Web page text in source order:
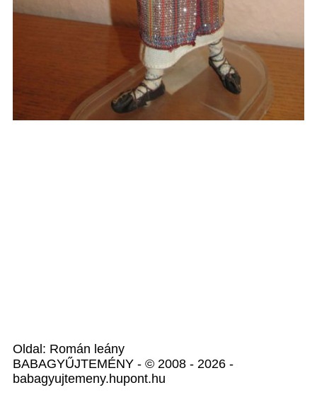
Oldal: Román leány
BABAGYŰJTEMÉNY - © 2008 - 2026 -
babagyujtemeny.hupont.hu